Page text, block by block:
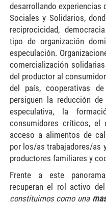
desarrollando experiencias
Sociales y Solidarios,
reciprocicidad,
tipo de organización
especulación.
comercialización
del productor al
del país, cooperativas
persiguen la reducción
especulativa, la
consumidores críticos, el
acceso a alimentos de
por los/as trabajadores/as
productores familiares y
Frente a este
recuperan el rol activo
constituirnos como una